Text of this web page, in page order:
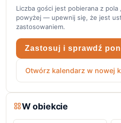
Liczba gości jest pobierana z pola
powyżej — upewnij się, że jest
zastosowaniem.
Zastosuj i sprawdź
Otwórz kalendarz w nowej
W obiekcie